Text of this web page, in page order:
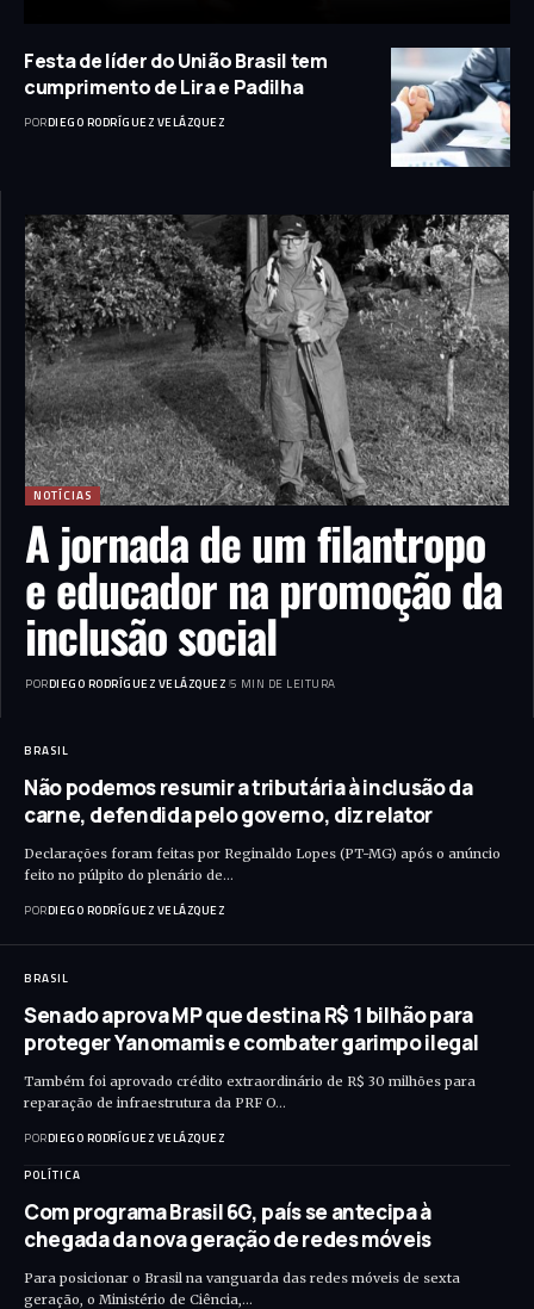
Festa de líder do União Brasil tem
cumprimento de Lira e Padilha
PORDIEGO RODRÍGUEZ VELÁZQUEZ
NOTÍCIAS
A jornada de um filantropo
e educador na promoção da
inclusão social
PORDIEGO RODRÍGUEZ VELÁZQUEZ 5 MIN DE LEITURA
BRASIL
Não podemos resumir a tributária à inclusão da
carne, defendida pelo governo, diz relator
Declarações foram feitas por Reginaldo Lopes (PT-MG) após o anúncio
feito no púlpito do plenário de…
PORDIEGO RODRÍGUEZ VELÁZQUEZ
BRASIL
Senado aprova MP que destina R$ 1 bilhão para
proteger Yanomamis e combater garimpo ilegal
Também foi aprovado crédito extraordinário de R$ 30 milhões para
reparação de infraestrutura da PRF O…
PORDIEGO RODRÍGUEZ VELÁZQUEZ
POLÍTICA
Com programa Brasil 6G, país se antecipa à
chegada da nova geração de redes móveis
Para posicionar o Brasil na vanguarda das redes móveis de sexta
geração, o Ministério de Ciência,…